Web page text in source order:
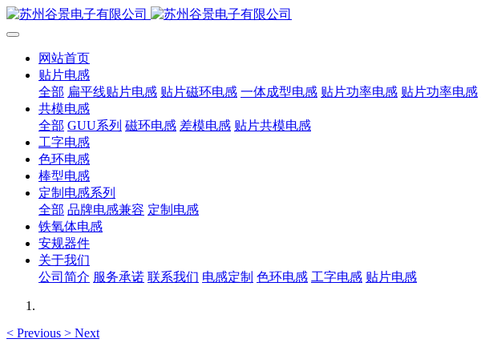
网站首页
贴片电感
全部 扁平线贴片电感 贴片磁环电感 一体成型电感 贴片功率电感 贴片功率电感
共模电感
全部 GUU系列 磁环电感 差模电感 贴片共模电感
工字电感
色环电感
棒型电感
定制电感系列
全部 品牌电感兼容 定制电感
铁氧体电感
安规器件
关于我们
公司简介 服务承诺 联系我们 电感定制 色环电感 工字电感 贴片电感
< Previous > Next